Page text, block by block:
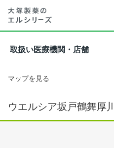
取扱い医療機関・店舗
マップを見る
ウエルシア坂戸鶴舞厚